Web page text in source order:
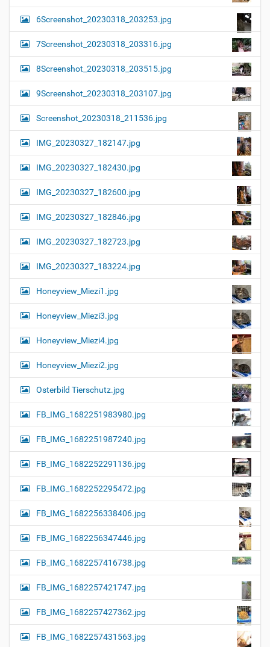
6Screenshot_20230318_203253.jpg
7Screenshot_20230318_203316.jpg
8Screenshot_20230318_203515.jpg
9Screenshot_20230318_203107.jpg
Screenshot_20230318_211536.jpg
IMG_20230327_182147.jpg
IMG_20230327_182430.jpg
IMG_20230327_182600.jpg
IMG_20230327_182846.jpg
IMG_20230327_182723.jpg
IMG_20230327_183224.jpg
Honeyview_Miezi1.jpg
Honeyview_Miezi3.jpg
Honeyview_Miezi4.jpg
Honeyview_Miezi2.jpg
Osterbild Tierschutz.jpg
FB_IMG_1682251983980.jpg
FB_IMG_1682251987240.jpg
FB_IMG_1682252291136.jpg
FB_IMG_1682252295472.jpg
FB_IMG_1682256338406.jpg
FB_IMG_1682256347446.jpg
FB_IMG_1682257416738.jpg
FB_IMG_1682257421747.jpg
FB_IMG_1682257427362.jpg
FB_IMG_1682257431563.jpg